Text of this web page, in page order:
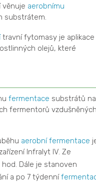
věnuje aerobnímu
substrátem.
travní fytomasy je aplikace
olejů, které
fermentace substrátů na
fermentorů vzdušněných
aerobní fermentace
Infralyt IV. Ze
Dále je stanoven
a po 7 týdenní